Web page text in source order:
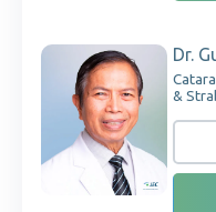
Dr.
&